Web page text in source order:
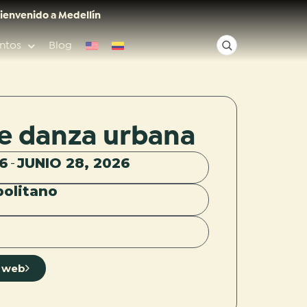
a Medellín
Blog
Acceso rápido
danza urbana
-JUNIO 28, 2026